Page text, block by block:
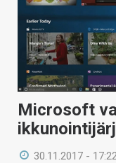
Microsoft
30.11.2017 - 17:22